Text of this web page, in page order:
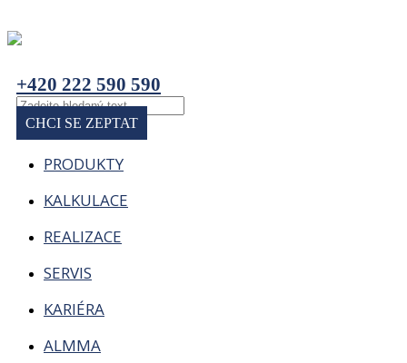
+420 222 590 590
CHCI SE ZEPTAT
PRODUKTY
KALKULACE
REALIZACE
SERVIS
KARIÉRA
ALMMA